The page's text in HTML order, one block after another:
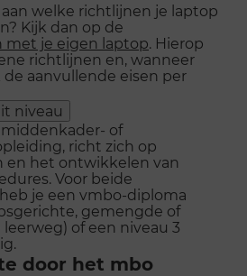
welke richtlijnen je laptop
Kijk dan op de
met je eigen laptop. Hierop
richtlijnen en, wanneer
de aanvullende eisen per
niveau
middenkader- of
richt zich op
en het ontwikkelen van
Voor beide
je een vmbo-diploma
gemengde of
of een niveau 3
door het mbo